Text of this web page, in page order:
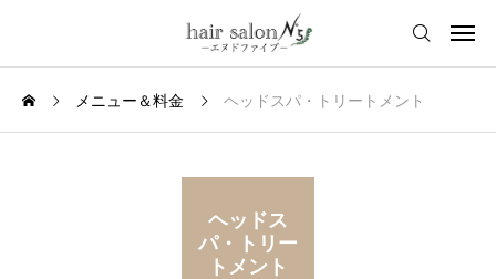
メニュー＆料金 ヘッドスパ・トリートメント
ヘッドス
パ・トリー
トメント